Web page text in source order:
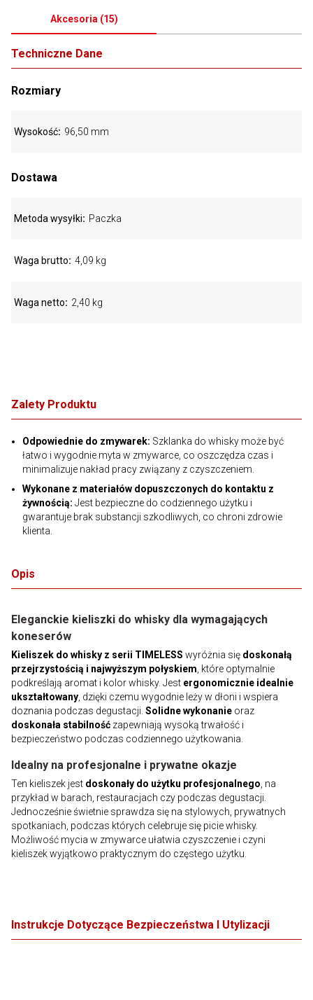
Akcesoria (15)
Zalety Produktu
Odpowiednie do zmywarek: Szklanka do whisky może być
łatwo i wygodnie myta w zmywarce, co oszczędza czas i
minimalizuje nakład pracy związany z czyszczeniem.
Wykonane z materiałów dopuszczonych do kontaktu z
żywnością: Jest bezpieczne do codziennego użytku i
gwarantuje brak substancji szkodliwych, co chroni zdrowie
klienta.
Opis
Eleganckie kieliszki do whisky dla wymagających
koneserów
Kieliszek do whisky z serii TIMELESS wyróżnia się doskonałą
przejrzystością i najwyższym połyskiem , które optymalnie
podkreślają aromat i kolor whisky. Jest ergonomicznie idealnie
ukształtowany , dzięki czemu wygodnie leży w dłoni i wspiera
doznania podczas degustacji. Solidne wykonanie oraz
doskonała stabilność zapewniają wysoką trwałość i
bezpieczeństwo podczas codziennego użytkowania.
Idealny na profesjonalne i prywatne okazje
Ten kieliszek jest doskonały do użytku profesjonalnego , na
przykład w barach, restauracjach czy podczas degustacji.
Jednocześnie świetnie sprawdza się na stylowych, prywatnych
spotkaniach, podczas których celebruje się picie whisky.
Możliwość mycia w zmywarce ułatwia czyszczenie i czyni
kieliszek wyjątkowo praktycznym do częstego użytku.
Techniczne Dane
Rozmiary
Wysokość 96,50 mm
Dostawa
Metoda wysyłki Paczka
Waga brutto 4,09 kg
Waga netto 2,40 kg
Instrukcje Dotyczące Bezpieczeństwa I Utylizacji